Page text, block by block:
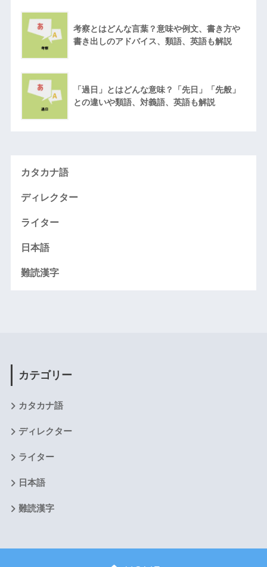
考察とはどんな言葉？意味や例文、書き方や
書き出しのアドバイス、類語、英語も解説
「過日」とはどんな意味？「先日」「先般」
との違いや類語、対義語、英語も解説
カタカナ語
ディレクター
ライター
日本語
難読漢字
カテゴリー
カタカナ語
ディレクター
ライター
日本語
難読漢字